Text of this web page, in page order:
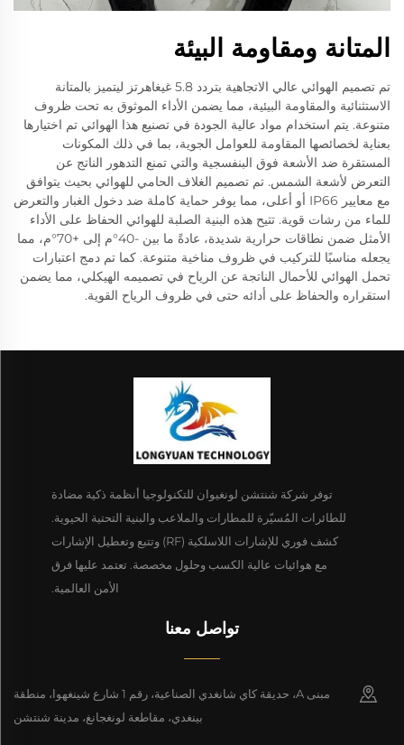
المتانة ومقاومة البيئة
تم تصميم الهوائي عالي الاتجاهية بتردد 5.8 غيغاهرتز ليتميز بالمتانة
الاستثنائية والمقاومة البيئية، مما يضمن الأداء الموثوق به تحت ظروف
متنوعة. يتم استخدام مواد عالية الجودة في تصنيع هذا الهوائي تم اختيارها
بعناية لخصائصها المقاومة للعوامل الجوية، بما في ذلك المكونات
المستقرة ضد الأشعة فوق البنفسجية والتي تمنع التدهور الناتج عن
التعرض لأشعة الشمس. تم تصميم الغلاف الحامي للهوائي بحيث يتوافق
مع معايير IP66 أو أعلى، مما يوفر حماية كاملة ضد دخول الغبار والتعرض
للماء من رشات قوية. تتيح هذه البنية الصلبة للهوائي الحفاظ على الأداء
الأمثل ضمن نطاقات حرارية شديدة، عادةً ما بين -40°م إلى +70°م، مما
يجعله مناسبًا للتركيب في ظروف مناخية متنوعة. كما تم دمج اعتبارات
تحمل الهوائي للأحمال الناتجة عن الرياح في تصميمه الهيكلي، مما يضمن
استقراره والحفاظ على أدائه حتى في ظروف الرياح القوية.
توفر شركة شنتشن لونغيوان للتكنولوجيا أنظمة ذكية مضادة
للطائرات المُسيّرة للمطارات والملاعب والبنية التحتية الحيوية.
كشف فوري للإشارات اللاسلكية (RF) وتتبع وتعطيل الإشارات
مع هوائيات عالية الكسب وحلول مخصصة. تعتمد عليها فرق
الأمن العالمية.
تواصل معنا
مبنى A، حديقة كاي شانغدي الصناعية، رقم 1 شارع شينغهوا، منطقة
بينغدي، مقاطعة لونغجانغ، مدينة شنتشن